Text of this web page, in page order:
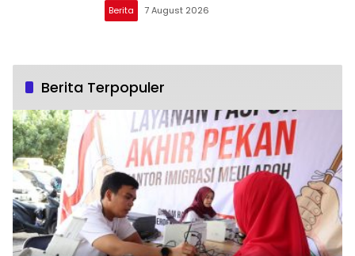
Berita 7 August 2026
Berita Terpopuler